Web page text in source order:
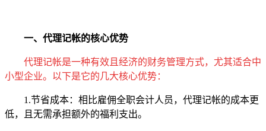
一、代理记帐的核心优势
代理记帐是一种有效且经济的财务管理方式，尤其适合中
小型企业。以下是它的几大核心优势：
1.节省成本：相比雇佣全职会计人员，代理记帐的成本更
低，且无需承担额外的福利支出。